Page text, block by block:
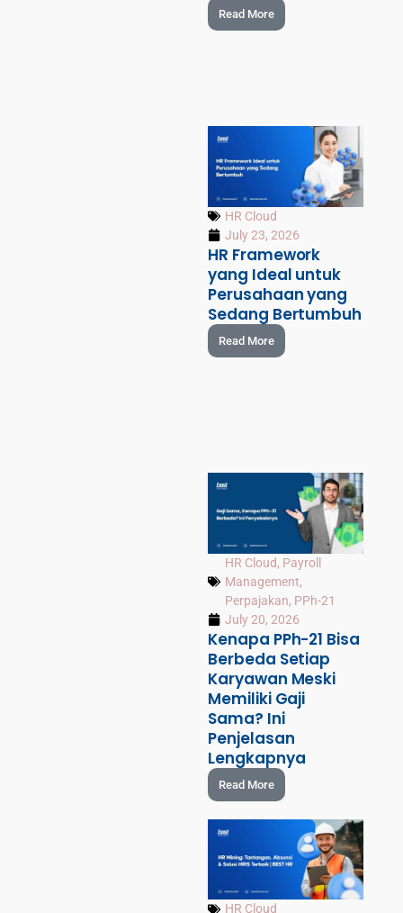
Read More
HR Cloud
July 23, 2026
HR Framework
yang Ideal untuk
Perusahaan yang
Sedang Bertumbuh
Read More
HR Cloud, Payroll
Management,
Perpajakan, PPh-21
July 20, 2026
Kenapa PPh-21 Bisa
Berbeda Setiap
Karyawan Meski
Memiliki Gaji
Sama? Ini
Penjelasan
Lengkapnya
Read More
HR Cloud